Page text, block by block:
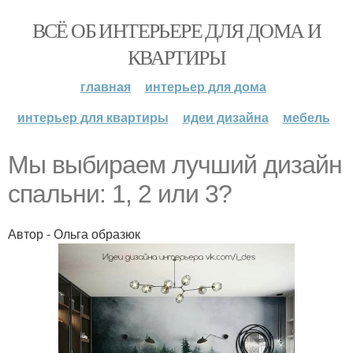
ВСЁ ОБ ИНТЕРЬЕРЕ ДЛЯ ДОМА И
КВАРТИРЫ
главная
интерьер для дома
интерьер для квартиры
идеи дизайна мебель
Мы выбираем лучший дизайн
спальни: 1, 2 или 3?
Автор - Ольга образюк